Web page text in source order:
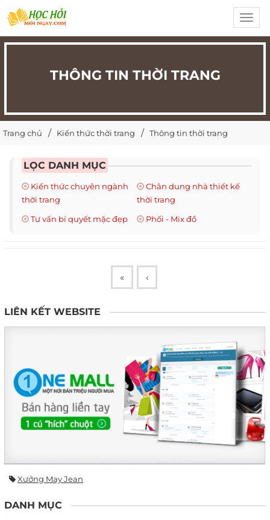
THÔNG TIN THỜI TRANG
Trang chủ Kiến thức thời trang Thông tin thời trang
LỌC DANH MỤC
Kiến thức chuyên ngành
thời trang
Chân dung nhà thiết kế
thời trang
Tư vấn bí quyết mặc đẹp
Phối - Mix đồ
« ‹
LIÊN KẾT WEBSITE
Xưởng May Jean
DANH MỤC